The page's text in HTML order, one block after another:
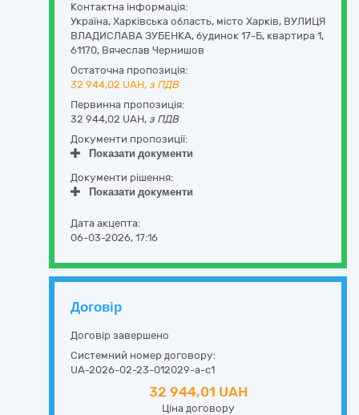
Контактна інформація:
Україна, Харківська область, місто Харків, ВУЛИЦЯ
ВЛАДИСЛАВА ЗУБЕНКА, будинок 17-Б, квартира 1,
61170, Вячеслав Чернишов
Остаточна пропозиція:
32 944,02 UAH, з ПДВ
Первинна пропозиція:
32 944,02 UAH, з ПДВ
Документи пропозиції:
Показати документи
Документи рішення:
Показати документи
Дата акцепта:
06-03-2026, 17:16
Договір
Договір завершено
Системний номер договору:
UA-2026-02-23-012029-a-c1
32 944,01 UAH
Ціна договору